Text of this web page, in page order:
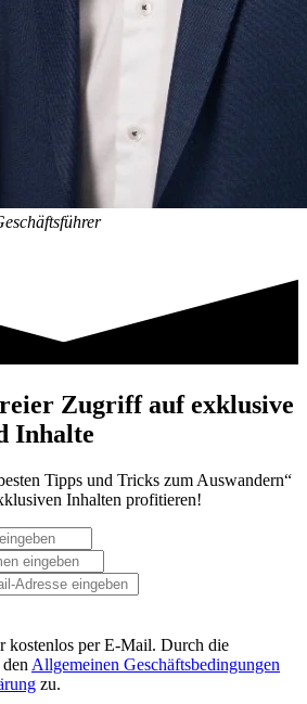
Zugriff auf exklusive
Inhalte
Tipps und Tricks zum Auswandern“
Inhalten profitieren!
kostenlos per E-Mail. Durch die
Allgemeinen Geschäftsbedingungen
zu.